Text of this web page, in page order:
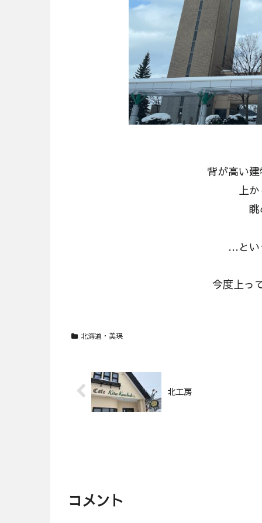
背が高い
上
…とい
今度上っ
北海道・美瑛
北工房
コメント